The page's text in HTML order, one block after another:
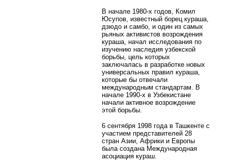
В начале 1980-х годов, Комил
Юсупов, известный борец кураша,
дзюдо и самбо, и один из самых
рьяных активистов возрождения
кураша, начал исследования по
изучению наследия узбекской
борьбы, цель которых
заключалась в разработке новых
универсальных правил кураша,
которые бы отвечали
международным стандартам. В
начале 1990-х в Узбекистане
начали активное возрождение
этой борьбы.
6 сентября 1998 года в Ташкенте с
участием представителей 28
стран Азии, Африки и Европы
была создана Международная
асоциация кураш.